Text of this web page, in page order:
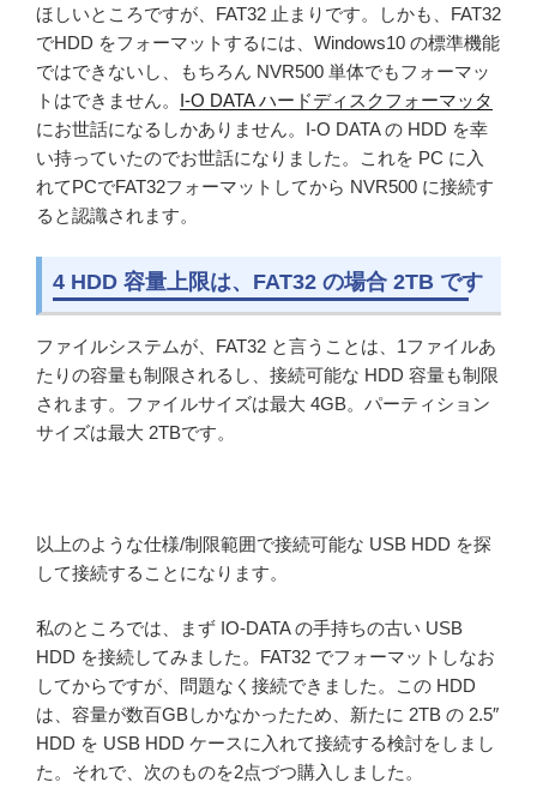
ほしいところですが、FAT32 止まりです。しかも、FAT32
でHDD をフォーマットするには、Windows10 の標準機能
ではできないし、もちろん NVR500 単体でもフォーマッ
トはできません。 I-O DATA ハードディスクフォーマッタ
にお世話になるしかありません。I-O DATA の HDD を幸
い持っていたのでお世話になりました。これを PC に入
れてPCでFAT32フォーマットしてから NVR500 に接続す
ると認識されます。
4 HDD 容量上限は、FAT32 の場合 2TB です
ファイルシステムが、FAT32 と言うことは、1ファイルあ
たりの容量も制限されるし、接続可能な HDD 容量も制限
されます。ファイルサイズは最大 4GB。パーティション
サイズは最大 2TBです。
以上のような仕様/制限範囲で接続可能な USB HDD を探
して接続することになります。
私のところでは、まず IO-DATA の手持ちの古い USB
HDD を接続してみました。FAT32 でフォーマットしなお
してからですが、問題なく接続できました。この HDD
は、容量が数百GBしかなかったため、新たに 2TB の 2.5″
HDD を USB HDD ケースに入れて接続する検討をしまし
た。それで、次のものを2点づつ購入しました。